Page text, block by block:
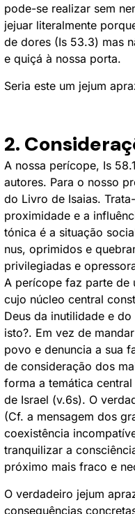
pode-se realizar sem
jejuar literalmente
de dores (Is 53.3) mas
e quiçá à nossa porta.
Seria este um jejum
2.
A nossa perícope, Is
autores. Para o nosso
do Livro de Isaias.
proximidade e a
tónica é a situação
nus, oprimidos e
privilegiadas e
A perícope faz parte de
cujo núcleo central
Deus da inutilidade e
isto?. Em vez de
povo e denuncia a sua
de consideração dos
forma a temática
de Israel (v.6s). O
(Cf. a mensagem dos
coexistência
tranquilizar a
próximo mais fraco e
O verdadeiro jejum
consequências